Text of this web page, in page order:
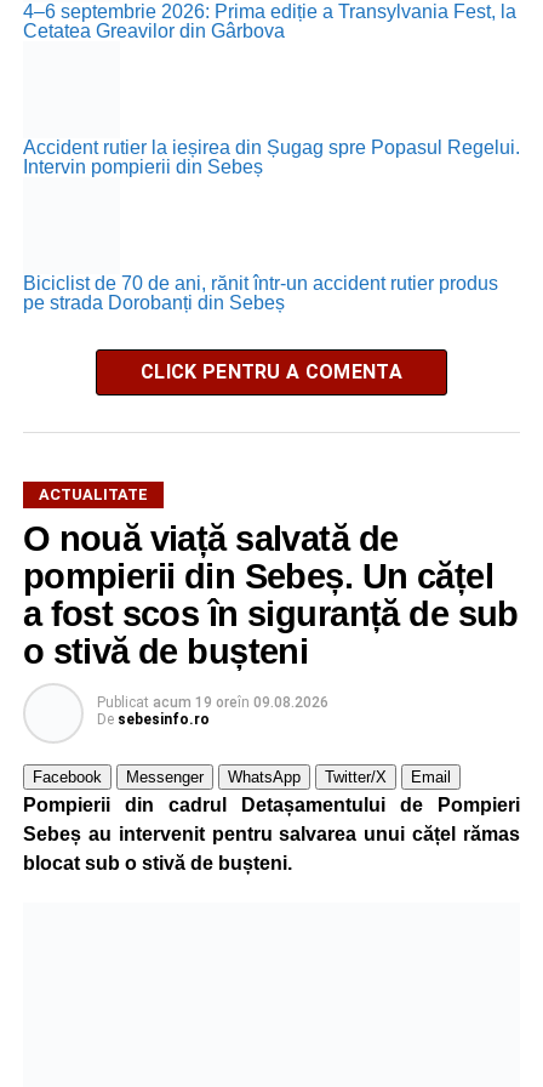
4–6 septembrie 2026: Prima ediție a Transylvania Fest, la
Cetatea Greavilor din Gârbova
Accident rutier la ieșirea din Șugag spre Popasul Regelui.
Intervin pompierii din Sebeș
Biciclist de 70 de ani, rănit într-un accident rutier produs
pe strada Dorobanți din Sebeș
CLICK PENTRU A COMENTA
ACTUALITATE
O nouă viață salvată de
pompierii din Sebeș. Un cățel
a fost scos în siguranță de sub
o stivă de bușteni
Publicat acum 19 oreîn 09.08.2026
De sebesinfo.ro
Facebook Messenger WhatsApp Twitter/X Email
Pompierii din cadrul Detașamentului de Pompieri
Sebeș au intervenit pentru salvarea unui cățel rămas
blocat sub o stivă de bușteni.